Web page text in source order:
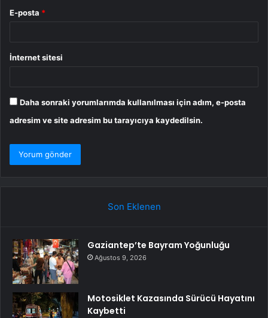
E-posta *
İnternet sitesi
Daha sonraki yorumlarımda kullanılması için adım, e-posta
adresim ve site adresim bu tarayıcıya kaydedilsin.
Son Eklenen
Gaziantep’te Bayram Yoğunluğu
Ağustos 9, 2026
Motosiklet Kazasında Sürücü Hayatını
Kaybetti